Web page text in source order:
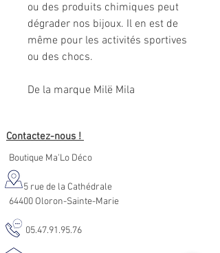
ou des produits chimiques peut
dégrader nos bijoux. Il en est de
même pour les activités sportives
ou des chocs.
De la marque Milë Mila
Contactez-nous !
Boutique Ma'Lo Déco
5 rue de la Cathédrale
64400 Oloron-Sainte-Marie
05.47.91.95.76